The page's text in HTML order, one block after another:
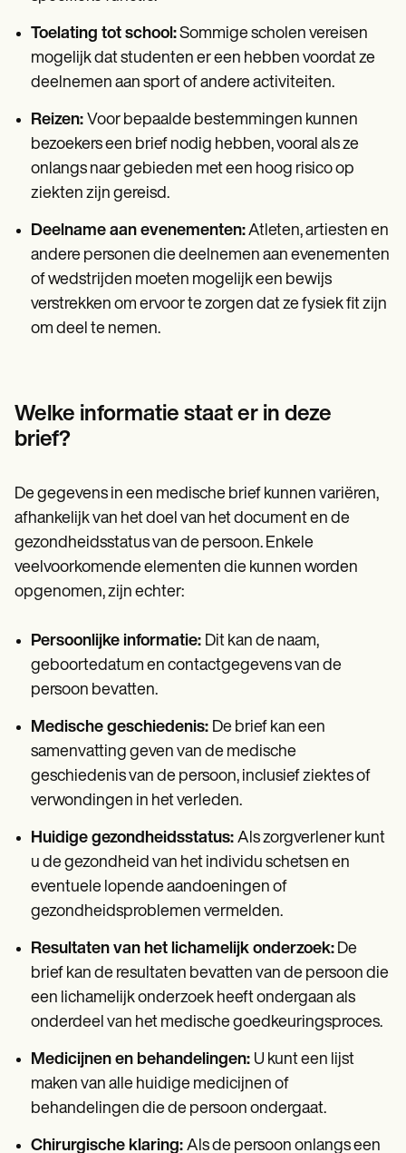
Toelating tot school:Sommige scholen vereisen
mogelijk dat studenten er een hebben voordat ze
deelnemen aan sport of andere activiteiten.
Reizen: Voor bepaalde bestemmingen kunnen
bezoekers een brief nodig hebben, vooral als ze
onlangs naar gebieden met een hoog risico op
ziekten zijn gereisd.
Deelname aan evenementen:Atleten, artiesten en
andere personen die deelnemen aan evenementen
of wedstrijden moeten mogelijk een bewijs
verstrekken om ervoor te zorgen dat ze fysiek fit zijn
om deel te nemen.
Welke informatie staat er in deze
brief?
De gegevens in een medische brief kunnen variëren,
afhankelijk van het doel van het document en de
gezondheidsstatus van de persoon. Enkele
veelvoorkomende elementen die kunnen worden
opgenomen, zijn echter:
Persoonlijke informatie: Dit kan de naam,
geboortedatum en contactgegevens van de
persoon bevatten.
Medische geschiedenis: De brief kan een
samenvatting geven van de medische
geschiedenis van de persoon, inclusief ziektes of
verwondingen in het verleden.
Huidige gezondheidsstatus: Als zorgverlener kunt
u de gezondheid van het individu schetsen en
eventuele lopende aandoeningen of
gezondheidsproblemen vermelden.
Resultaten van het lichamelijk onderzoek: De
brief kan de resultaten bevatten van de persoon die
een lichamelijk onderzoek heeft ondergaan als
onderdeel van het medische goedkeuringsproces.
Medicijnen en behandelingen: U kunt een lijst
maken van alle huidige medicijnen of
behandelingen die de persoon ondergaat.
Chirurgische klaring: Als de persoon onlangs een